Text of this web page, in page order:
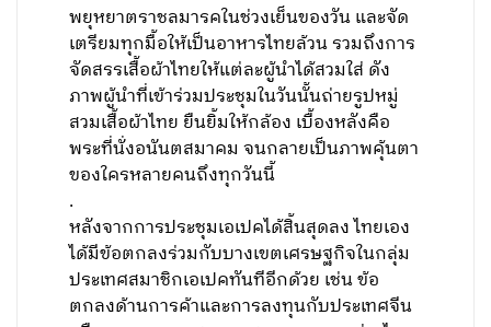
พยุหยาตราชลมารคในช่วงเย็นของวัน และจัด
เตรียมทุกมื้อให้เป็นอาหารไทยล้วน รวมถึงการ
จัดสรรเสื้อผ้าไทยให้แต่ละผู้นำได้สวมใส่ ดัง
ภาพผู้นำที่เข้าร่วมประชุมในวันนั้นถ่ายรูปหมู่
สวมเสื้อผ้าไทย ยืนยิ้มให้กล้อง เบื้องหลังคือ
พระที่นั่งอนันตสมาคม จนกลายเป็นภาพคุ้นตา
ของใครหลายคนถึงทุกวันนี้
.
หลังจากการประชุมเอเปคได้สิ้นสุดลง ไทยเอง
ได้มีข้อตกลงร่วมกับบางเขตเศรษฐกิจในกลุ่ม
ประเทศสมาชิกเอเปคทันทีอีกด้วย เช่น ข้อ
ตกลงด้านการค้าและการลงทุนกับประเทศจีน